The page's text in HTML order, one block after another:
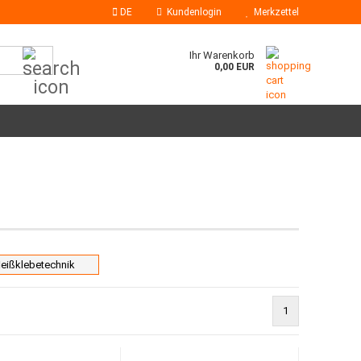
DE Kundenlogin Merkzettel
Ihr Warenkorb
0,00 EUR
1